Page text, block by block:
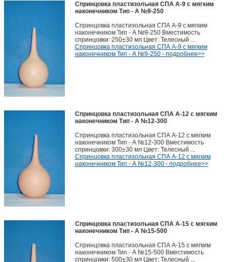
Спринцовка пластизольная СПА А-9 с мягким
наконечником Тип - А №9-250
Спринцовка пластизольная СПА А-9 с мягким
наконечником Тип - А №9-250 Вместимость
спринцовки: 250±30 мл Цвет: Телесный ...
Спринцовка пластизольная СПА А-9 с мягким
наконечником Тип - А №9-250 - подробнее>>
Спринцовка пластизольная СПА А-12 с мягким
наконечником Тип - А №12-300
Спринцовка пластизольная СПА А-12 с мягким
наконечником Тип - А №12-300 Вместимость
спринцовки: 300±30 мл Цвет: Телесный ...
Спринцовка пластизольная СПА А-12 с мягким
наконечником Тип - А №12-300 - подробнее>>
Спринцовка пластизольная СПА А-15 с мягким
наконечником Тип - А №15-500
Спринцовка пластизольная СПА А-15 с мягким
наконечником Тип - А №15-500 Вместимость
спринцовки: 500±30 мл Цвет: Телесный ...